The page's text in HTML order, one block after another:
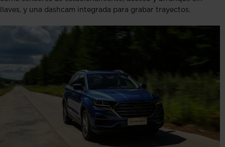
llaves, y una dashcam integrada para grabar trayectos.